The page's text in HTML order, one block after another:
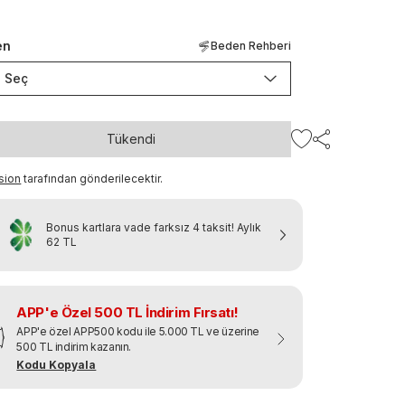
Beden Rehberi
Seç
Tükendi
tarafından gönderilecektir.
Bonus kartlara vade farksız 4 taksit! Aylık
62 TL
APP'e Özel 500 TL İndirim Fırsatı!
APP'e özel APP500 kodu ile 5.000 TL ve üzerine
500 TL indirim kazanın.
Kodu Kopyala